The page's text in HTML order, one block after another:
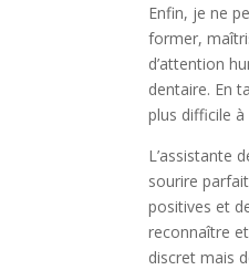
Enfin, je ne
former,
d’attention
dentaire. En
plus difficile
L’assistante
sourire
positives et
reconnaître
discret mais